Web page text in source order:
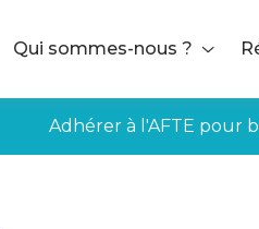
Qui sommes-nous ?
Adhérer à l'AFTE pour